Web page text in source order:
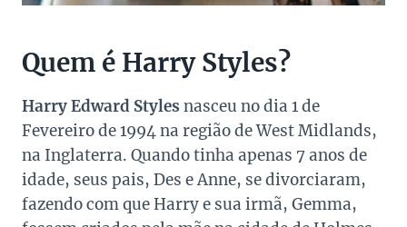
Quem é Harry Styles?
Harry Edward Styles nasceu no dia 1 de
Fevereiro de 1994 na região de West Midlands,
na Inglaterra. Quando tinha apenas 7 anos de
idade, seus pais, Des e Anne, se divorciaram,
fazendo com que Harry e sua irmã, Gemma,